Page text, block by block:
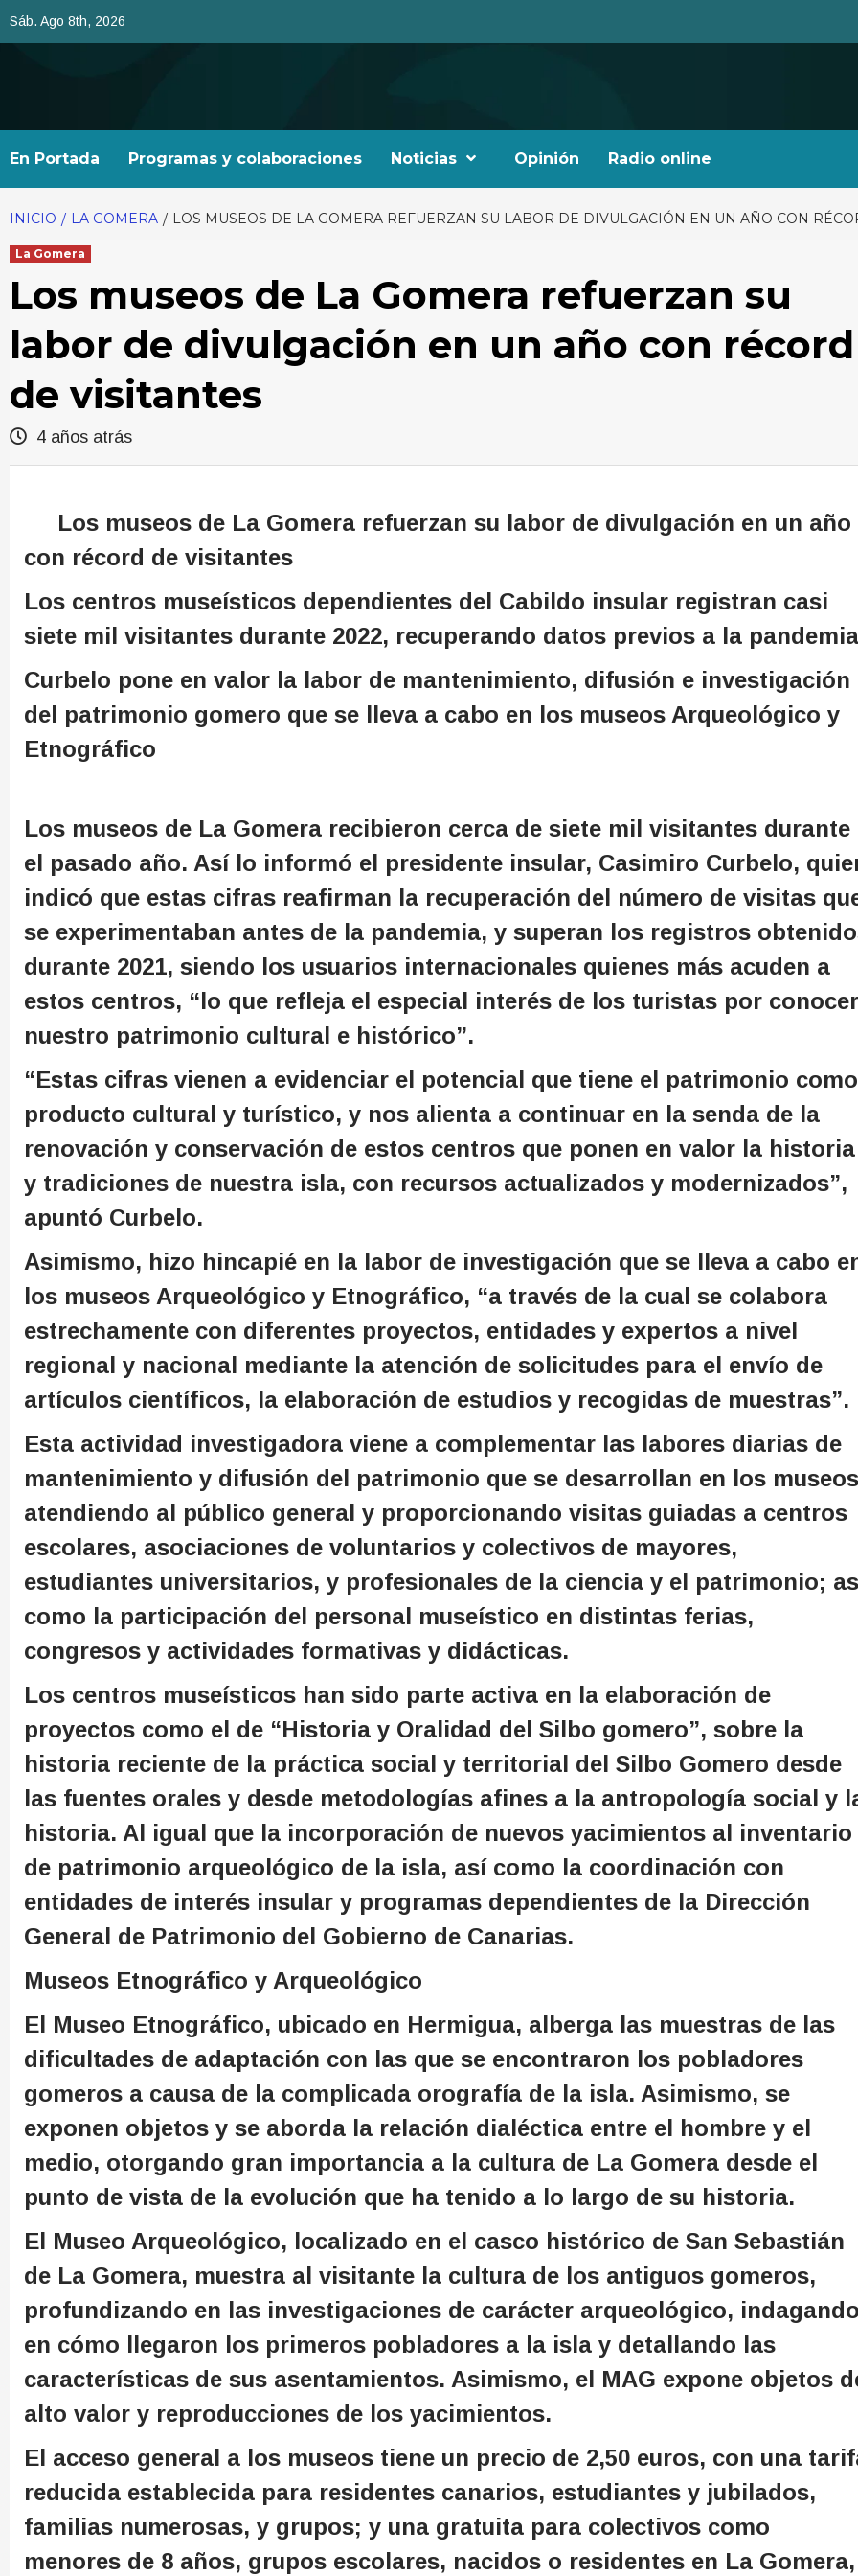
Sáb. Ago 8th, 2026
En Portada Programas y colaboraciones Noticias Opinión Radio online
INICIO LA GOMERA LOS MUSEOS DE LA GOMERA REFUERZAN SU LABOR DE DIVULGACIÓN EN UN AÑO CON
La Gomera
Los museos de La Gomera refuerzan su
labor de divulgación en un año con récord
de visitantes
4 años atrás
Los museos de La Gomera refuerzan su labor de divulgación en un año
con récord de visitantes
Los centros museísticos dependientes del Cabildo insular registran casi
siete mil visitantes durante 2022, recuperando datos previos a la pandemia
Curbelo pone en valor la labor de mantenimiento, difusión e investigación
del patrimonio gomero que se lleva a cabo en los museos Arqueológico y
Etnográfico
Los museos de La Gomera recibieron cerca de siete mil visitantes durante
el pasado año. Así lo informó el presidente insular, Casimiro Curbelo,
indicó que estas cifras reafirman la recuperación del número de visitas
se experimentaban antes de la pandemia, y superan los registros
durante 2021, siendo los usuarios internacionales quienes más acuden a
estos centros, “lo que refleja el especial interés de los turistas por conocer
nuestro patrimonio cultural e histórico”.
“Estas cifras vienen a evidenciar el potencial que tiene el patrimonio como
producto cultural y turístico, y nos alienta a continuar en la senda de la
renovación y conservación de estos centros que ponen en valor la historia
y tradiciones de nuestra isla, con recursos actualizados y modernizados”,
apuntó Curbelo.
Asimismo, hizo hincapié en la labor de investigación que se lleva a cabo
los museos Arqueológico y Etnográfico, “a través de la cual se colabora
estrechamente con diferentes proyectos, entidades y expertos a nivel
regional y nacional mediante la atención de solicitudes para el envío de
artículos científicos, la elaboración de estudios y recogidas de muestras”.
Esta actividad investigadora viene a complementar las labores diarias de
mantenimiento y difusión del patrimonio que se desarrollan en los
atendiendo al público general y proporcionando visitas guiadas a centros
escolares, asociaciones de voluntarios y colectivos de mayores,
estudiantes universitarios, y profesionales de la ciencia y el patrimonio;
como la participación del personal museístico en distintas ferias,
congresos y actividades formativas y didácticas.
Los centros museísticos han sido parte activa en la elaboración de
proyectos como el de “Historia y Oralidad del Silbo gomero”, sobre la
historia reciente de la práctica social y territorial del Silbo Gomero desde
las fuentes orales y desde metodologías afines a la antropología social y
historia. Al igual que la incorporación de nuevos yacimientos al inventario
de patrimonio arqueológico de la isla, así como la coordinación con
entidades de interés insular y programas dependientes de la Dirección
General de Patrimonio del Gobierno de Canarias.
Museos Etnográfico y Arqueológico
El Museo Etnográfico, ubicado en Hermigua, alberga las muestras de las
dificultades de adaptación con las que se encontraron los pobladores
gomeros a causa de la complicada orografía de la isla. Asimismo, se
exponen objetos y se aborda la relación dialéctica entre el hombre y el
medio, otorgando gran importancia a la cultura de La Gomera desde el
punto de vista de la evolución que ha tenido a lo largo de su historia.
El Museo Arqueológico, localizado en el casco histórico de San Sebastián
de La Gomera, muestra al visitante la cultura de los antiguos gomeros,
profundizando en las investigaciones de carácter arqueológico,
en cómo llegaron los primeros pobladores a la isla y detallando las
características de sus asentamientos. Asimismo, el MAG expone objetos
alto valor y reproducciones de los yacimientos.
El acceso general a los museos tiene un precio de 2,50 euros, con una
reducida establecida para residentes canarios, estudiantes y jubilados,
familias numerosas, y grupos; y una gratuita para colectivos como
menores de 8 años, grupos escolares, nacidos o residentes en La Gomera,